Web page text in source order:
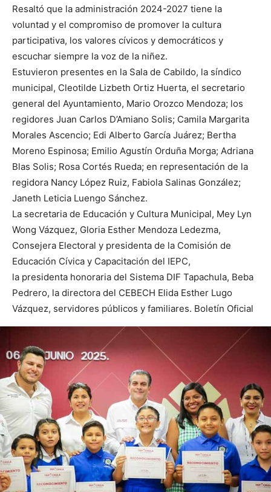
Resaltó que la administración 2024-2027 tiene la
voluntad y el compromiso de promover la cultura
participativa, los valores cívicos y democráticos y
escuchar siempre la voz de la niñez.
Estuvieron presentes en la Sala de Cabildo, la síndico
municipal, Cleotilde Lizbeth Ortiz Huerta, el secretario
general del Ayuntamiento, Mario Orozco Mendoza; los
regidores Juan Carlos D’Amiano Solis; Camila Margarita
Morales Ascencio; Edi Alberto García Juárez; Bertha
Moreno Espinosa; Emilio Agustín Orduña Morga; Adriana
Blas Solis; Rosa Cortés Rueda; en representación de la
regidora Nancy López Ruiz, Fabiola Salinas González;
Janeth Leticia Luengo Sánchez.
La secretaria de Educación y Cultura Municipal, Mey Lyn
Wong Vázquez, Gloria Esther Mendoza Ledezma,
Consejera Electoral y presidenta de la Comisión de
Educación Cívica y Capacitación del IEPC,
la presidenta honoraria del Sistema DIF Tapachula, Beba
Pedrero, la directora del CEBECH Elida Esther Lugo
Vázquez, servidores públicos y familiares. Boletín Oficial